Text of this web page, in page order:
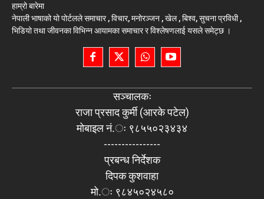
हाम्रो बारेमा
नेपाली भाषाको यो पोर्टलले समाचार , विचार, मनोरञ्जन , खेल , बिश्व, सुचना प्रविधी ,
भिडियो तथा जीवनका विभिन्न आयामका समाचार र विश्लेषणलाई यसले समेट्छ ।
सञ्चालकः
राजा प्रसाद कुर्मी (आरके पटेल)
मोबाइल नं.ः ९८५५०२३४३४
----------------
प्रबन्ध निर्देशक
दिपक कुशवाहा
मो.ः ९८४५०२४५८०